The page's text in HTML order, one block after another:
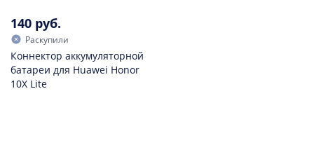
140 руб.
Раскупили
Коннектор аккумуляторной
батареи для Huawei Honor
10X Lite